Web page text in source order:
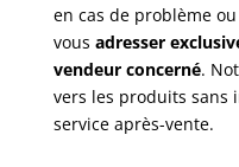
en cas de problème
vous adresser
vendeur concerné.
vers les produits sans
service après-vente.